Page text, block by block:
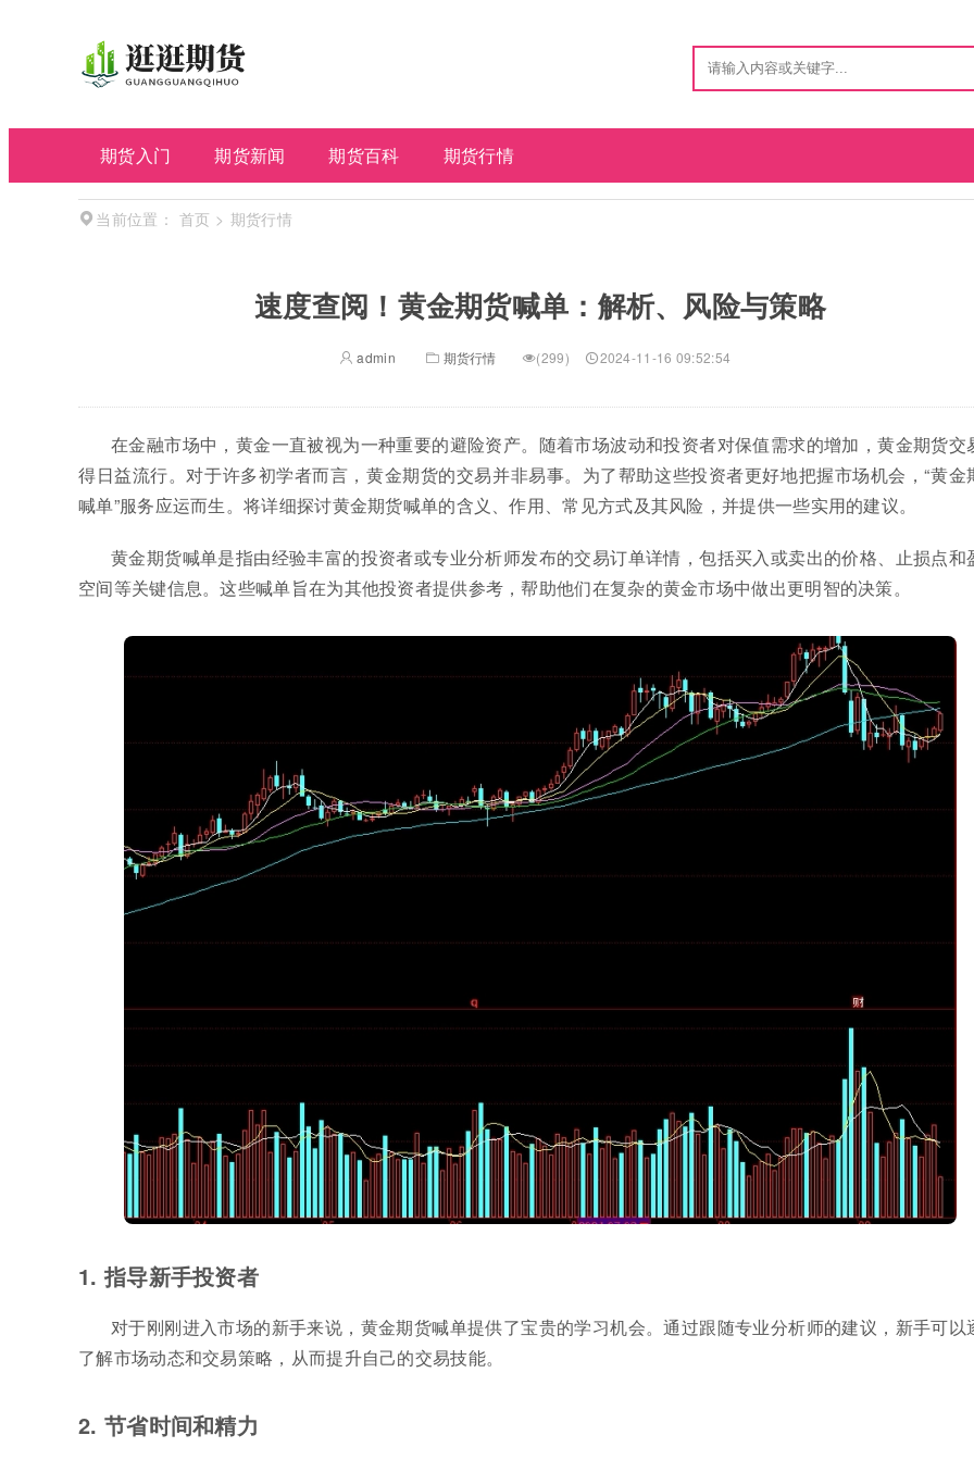
期货入门 期货新闻 期货百科 期货行情
当前位置： 首页 > 期货行情
速度查阅！黄金期货喊单：解析、风险与策略
admin 期货行情 (299) 2024-11-16 09:52:54
在金融市场中，黄金一直被视为一种重要的避险资产。随着市场波动和投资者对保值需求的增加，黄金期货交
得日益流行。对于许多初学者而言，黄金期货的交易并非易事。为了帮助这些投资者更好地把握市场机会，“黄金
喊单”服务应运而生。将详细探讨黄金期货喊单的含义、作用、常见方式及其风险，并提供一些实用的建议。
黄金期货喊单是指由经验丰富的投资者或专业分析师发布的交易订单详情，包括买入或卖出的价格、止损点和
空间等关键信息。这些喊单旨在为其他投资者提供参考，帮助他们在复杂的黄金市场中做出更明智的决策。
1. 指导新手投资者
对于刚刚进入市场的新手来说，黄金期货喊单提供了宝贵的学习机会。通过跟随专业分析师的建议，新手可以
了解市场动态和交易策略，从而提升自己的交易技能。
2. 节省时间和精力